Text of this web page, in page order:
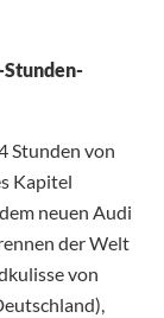
Stunden von
Kapitel
neuen Audi
der Welt
von